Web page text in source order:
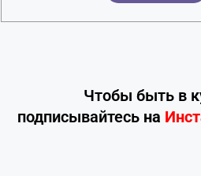
Чтобы быть в
подписывайтесь на